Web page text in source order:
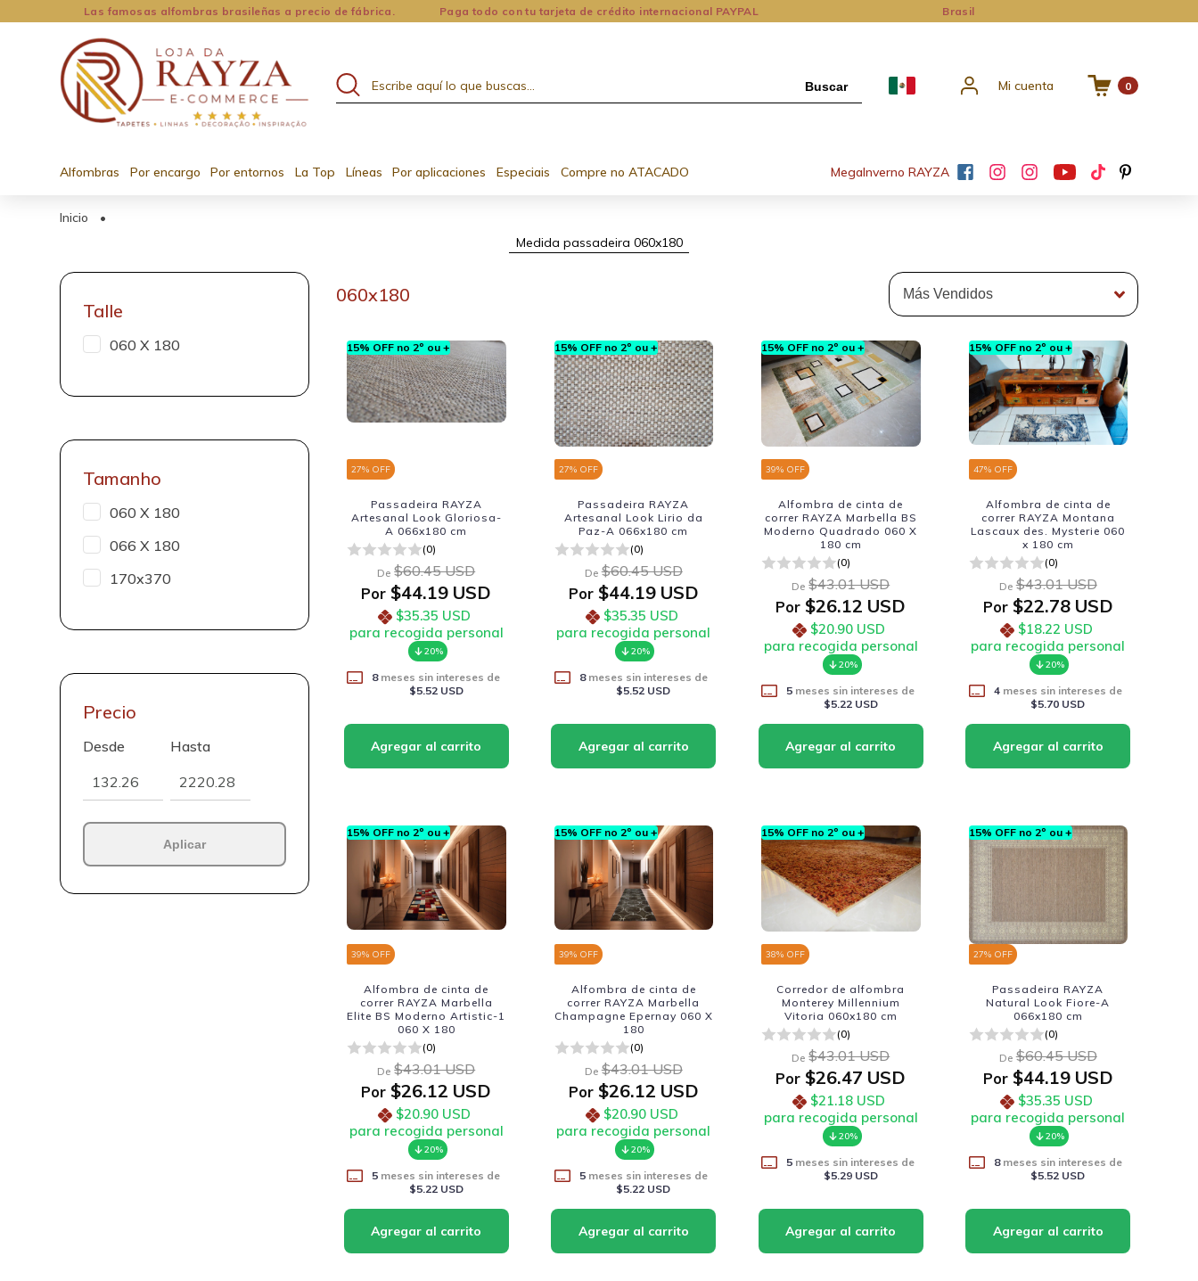
Las famosas alfombras brasileñas a precio de fábrica. Paga todo con tu tarjeta de crédito internacional PAYPAL Brasil
Buscar Mi cuenta 0
Alfombras Por encargo Por entornos La Top Líneas Por aplicaciones Especiais Compre no ATACADO MegaInverno RAYZA
Inicio
•
Medida passadeira 060x180
Talle
060 X 180
Tamanho
060 X 180
066 X 180
170x370
Precio
Desde Hasta
Aplicar
060x180
15% OFF no 2º ou +
27% OFF
Passadeira RAYZA
Artesanal Look Gloriosa-
A 066x180 cm
(0)
De $60.45 USD
Por $44.19 USD
$35.35 USD
para recogida personal
20%
8meses sin intereses de
$5.52 USD
15% OFF no 2º ou +
27% OFF
Passadeira RAYZA
Artesanal Look Lirio da
Paz-A 066x180 cm
(0)
De $60.45 USD
Por$44.19 USD
$35.35 USD
para recogida personal
20%
8meses sin intereses de
$5.52 USD
15% OFF no 2º ou +
39% OFF
Alfombra de cinta de
correr RAYZA Marbella BS
Moderno Quadrado 060 X
180 cm
(0)
De $43.01 USD
Por $26.12 USD
$20.90 USD
para recogida personal
20%
5 meses sin intereses de
$5.22 USD
15% OFF no 2º ou +
47% OFF
Alfombra de cinta de
correr RAYZA Montana
Lascaux des. Mysterie 060
x 180 cm
(0)
De $43.01 USD
Por$22.78 USD
$18.22 USD
para recogida personal
20%
4meses sin intereses de
$5.70 USD
15% OFF no 2º ou +
39% OFF
Alfombra de cinta de
correr RAYZA Marbella
Elite BS Moderno Artistic-1
060 X 180
(0)
De $43.01 USD
Por $26.12 USD
$20.90 USD
para recogida personal
20%
5 meses sin intereses de
$5.22 USD
15% OFF no 2º ou +
39% OFF
Alfombra de cinta de
correr RAYZA Marbella
Champagne Epernay 060 X
180
(0)
De $43.01 USD
Por$26.12 USD
$20.90 USD
para recogida personal
20%
5meses sin intereses de
$5.22 USD
15% OFF no 2º ou +
38% OFF
Corredor de alfombra
Monterey Millennium
Vitoria 060x180 cm
(0)
De $43.01 USD
Por $26.47 USD
$21.18 USD
para recogida personal
20%
5 meses sin intereses de
$5.29 USD
15% OFF no 2º ou +
27% OFF
Passadeira RAYZA
Natural Look Fiore-A
066x180 cm
(0)
De $60.45 USD
Por$44.19 USD
$35.35 USD
para recogida personal
20%
8meses sin intereses de
$5.52 USD